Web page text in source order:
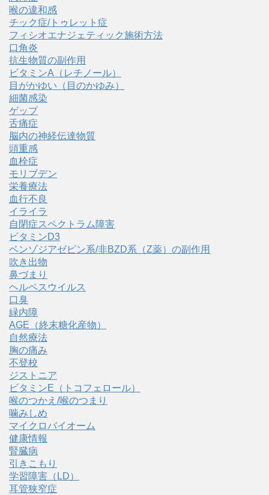
喉の違和感
チック症/トゥレット症
フィシオエナジェティック施術方法
口角炎
抗生物質の副作用
ビタミンA（レチノール）
目がかゆい（目のかゆみ）
細菌感染
ゲップ
舌痛症
脳内の神経伝達物質
頭重感
血栓症
モリブデン
栄養療法
血行不良
イライラ
自閉症スペクトラム障害
ビタミンD3
ベンゾジアゼピン系/非BZD系（Z薬）の副作用
吹き出物
鼻づまり
ヘルペスウイルス
口臭
緑内障
AGE（終末糖化産物）
自然療法
胸の痛み
不登校
ジストニア
ビタミンE（トコフェロール）
喉のつかえ/喉のつまり
噛みしめ
マイクロバイオーム
健康情報
腎臓病
引きこもり
学習障害（LD）
耳管狭窄症